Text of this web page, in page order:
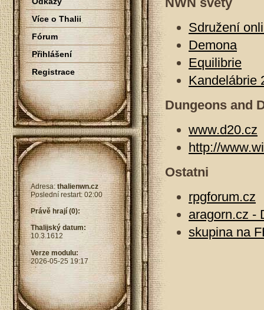
Sdružení
Demona
Equilibrie
Kandelábrie
Dungeons and
www.d20.cz
http://
Ostatni
rpgforum.cz
aragorn.cz -
skupina na
Více o Thalii
Fórum
Přihlášení
Registrace
Adresa: thalienwn.cz
Poslední restart: 02:00
Právě hrají (0):
Thalijský datum:
10.3.1612
Verze modulu:
2026-05-25 19:17